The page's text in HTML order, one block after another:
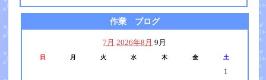
作業 ブログ
7月 2026年8月 9月
日 月 火 水 木 金 土
1